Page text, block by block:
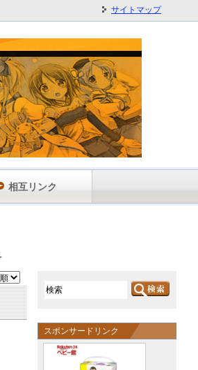
スポンサードリンク
サイトマップ
相互リンク